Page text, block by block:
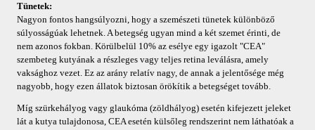
Tünetek:
Nagyon fontos hangsúlyozni, hogy a szemészeti tünetek különböző
súlyosságúak lehetnek. A betegség ugyan mind a két szemet érinti, de
nem azonos fokban. Körülbelül 10% az esélye egy igazolt "CEA"
szembeteg kutyának a részleges vagy teljes retina leválásra, amely
vaksághoz vezet. Ez az arány relatív nagy, de annak a jelentősége még
nagyobb, hogy ezen állatok biztosan örökítik a betegséget tovább.
Míg szürkehályog vagy glaukóma (zöldhályog) esetén kifejezett jeleket
lát a kutya tulajdonosa, CEA esetén külsőleg rendszerint nem láthatóak a